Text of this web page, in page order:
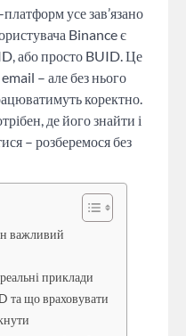
усе зав’язано
Binance є
або просто BUID. Це
email – але без нього
коректно.
де його знайти і
– розберемося без
важливий
приклади
та що враховувати